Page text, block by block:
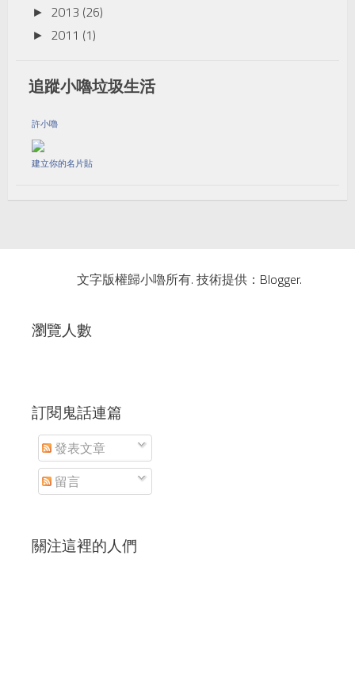
► 2013 (26)
► 2011 (1)
追蹤小嚕垃圾生活
許小嚕
建立你的名片貼
文字版權歸小嚕所有. 技術提供： Blogger.
瀏覽人數
訂閱鬼話連篇
發表文章
留言
關注這裡的人們